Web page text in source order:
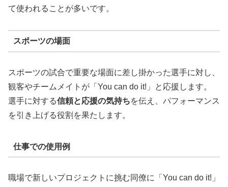
て使われることが多いです。
スポーツの場面
スポーツの試合で重要な場面に差し掛かった選手に対し、
観客やチームメイトが「You can do it!」と応援します。
選手に対する信頼と応援の気持ちを伝え、パフォーマンス
を引き上げる役割を果たします。
仕事での使用例
職場で新しいプロジェクトに挑む同僚に「You can do it!」